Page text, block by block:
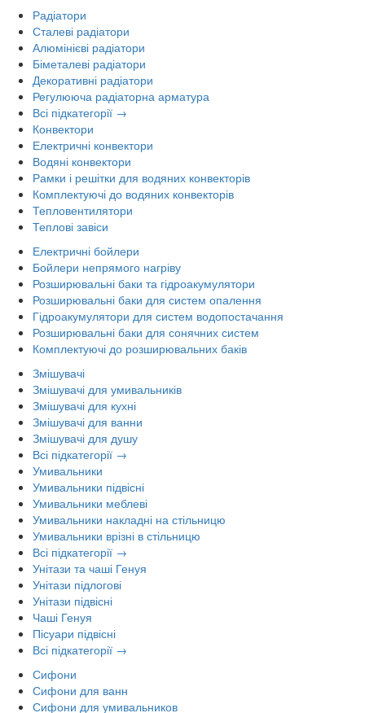
Радіатори
Сталеві радіатори
Алюмінієві радіатори
Біметалеві радіатори
Декоративні радіатори
Регулююча радіаторна арматура
Всі підкатегорії →
Конвектори
Електричні конвектори
Водяні конвектори
Рамки і решітки для водяних конвекторів
Комплектуючі до водяних конвекторів
Тепловентилятори
Теплові завіси
Електричні бойлери
Бойлери непрямого нагріву
Розширювальні баки та гідроакумулятори
Розширювальні баки для систем опалення
Гідроакумулятори для систем водопостачання
Розширювальні баки для сонячних систем
Комплектуючі до розширювальних баків
Змішувачі
Змішувачі для умивальників
Змішувачі для кухні
Змішувачі для ванни
Змішувачі для душу
Всі підкатегорії →
Умивальники
Умивальники підвісні
Умивальники меблеві
Умивальники накладні на стільницю
Умивальники врізні в стільницю
Всі підкатегорії →
Унітази та чаші Генуя
Унітази підлогові
Унітази підвісні
Чаші Генуя
Пісуари підвісні
Всі підкатегорії →
Сифони
Сифони для ванн
Сифони для умивальников